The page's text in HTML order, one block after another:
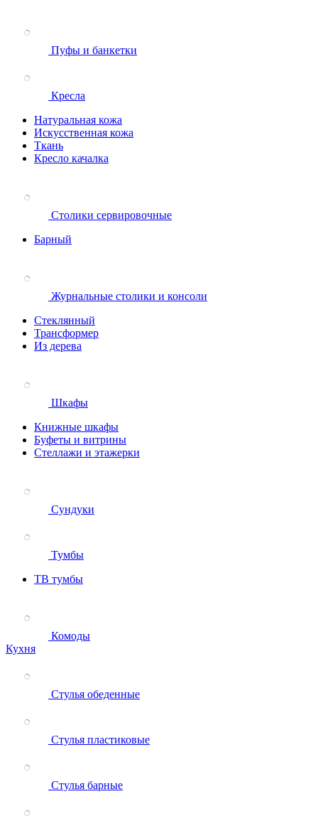
Пуфы и банкетки
Кресла
Натуральная кожа
Искусственная кожа
Ткань
Кресло качалка
Столики сервировочные
Барный
Журнальные столики и консоли
Стеклянный
Трансформер
Из дерева
Шкафы
Книжные шкафы
Буфеты и витрины
Стеллажи и этажерки
Сундуки
Тумбы
ТВ тумбы
Комоды
Кухня
Стулья обеденные
Стулья пластиковые
Стулья барные